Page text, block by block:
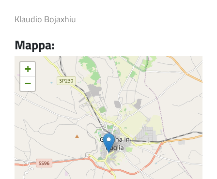
Klaudio Bojaxhiu
Mappa:
+
−